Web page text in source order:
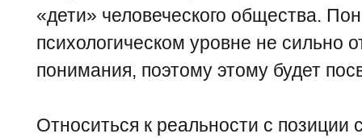
«дети» человеческого общества.
психологическом уровне не сильно
понимания, поэтому этому будет
Относиться к реальности с позиции